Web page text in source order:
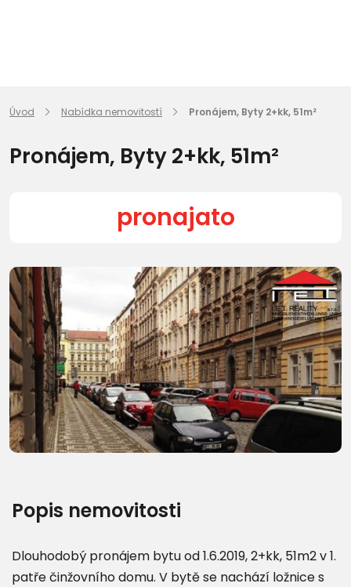
Úvod Nabídka nemovitostí Pronájem, Byty 2+kk, 51m²
Pronájem, Byty 2+kk, 51m²
pronajato
Popis nemovitosti
Dlouhodobý pronájem bytu od 1.6.2019, 2+kk, 51m2 v 1.
patře činžovního domu. V bytě se nachází ložnice s